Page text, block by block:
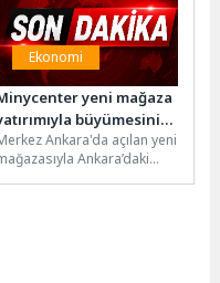
Ekonomi
yeni mağaza
büyümesini
Ankara'da açılan yeni
Ankara’daki